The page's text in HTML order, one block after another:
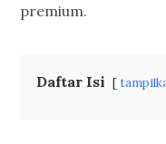
premium.
Daftar Isi